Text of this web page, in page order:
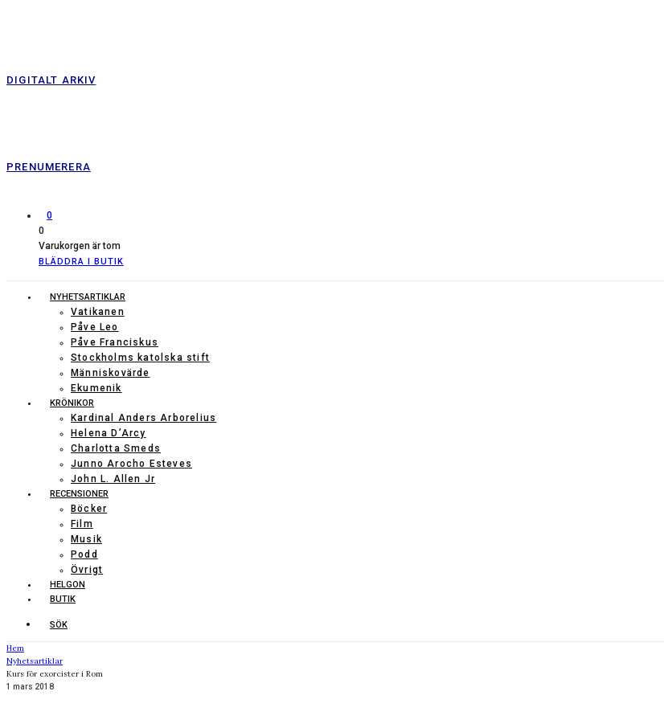
DIGITALT ARKIV
PRENUMERERA
0
0
Varukorgen är tom
BLÄDDRA I BUTIK
NYHETSARTIKLAR
Vatikanen
Påve Leo
Påve Franciskus
Stockholms katolska stift
Människovärde
Ekumenik
KRÖNIKOR
Kardinal Anders Arborelius
Helena D’Arcy
Charlotta Smeds
Junno Arocho Esteves
John L. Allen Jr
RECENSIONER
Böcker
Film
Musik
Podd
Övrigt
HELGON
BUTIK
SÖK
Hem
Nyhetsartiklar
Kurs för exorcister i Rom
1 mars 2018